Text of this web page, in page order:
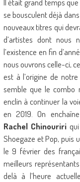
Il était grand temps
se bousculent déjà
nouveaux titres qui
d’artistes dont nous
l’existence en fin
nous ouvrons celle-ci,
est à l’origine de
semble que le combo
enclin à continuer la
en 2019. On
Rachel Chinouriri
Shoegaze et Pop, puis
le 9 février des
meilleurs
delà à l’heure